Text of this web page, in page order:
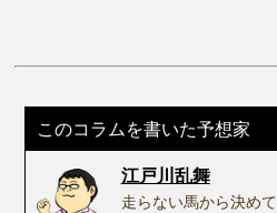
このコラムを書いた予想家
江戸川乱舞
走らない馬から決め